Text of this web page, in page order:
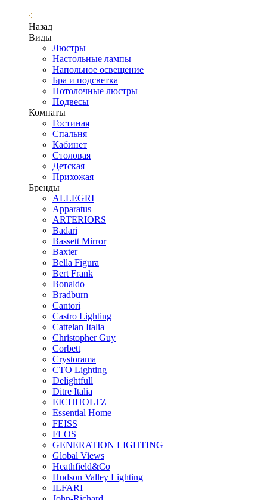
Назад
Виды
Люстры
Настольные лампы
Напольное освещение
Бра и подсветка
Потолочные люстры
Подвесы
Комнаты
Гостиная
Спальня
Кабинет
Столовая
Детская
Прихожая
Бренды
ALLEGRI
Apparatus
ARTERIORS
Badari
Bassett Mirror
Baxter
Bella Figura
Bert Frank
Bonaldo
Bradburn
Cantori
Castro Lighting
Cattelan Italia
Christopher Guy
Corbett
Crystorama
CTO Lighting
Delightfull
Ditre Italia
EICHHOLTZ
Essential Home
FEISS
FLOS
GENERATION LIGHTING
Global Views
Heathfield&Co
Hudson Valley Lighting
ILFARI